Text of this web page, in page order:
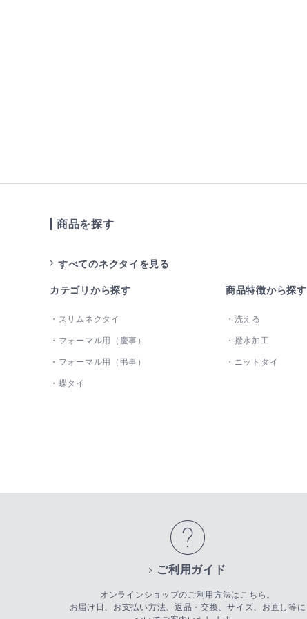
商品を探す
すべてのネクタイを見る
カテゴリから探す
スリムネクタイ
フォーマル用（慶事）
フォーマル用（弔事）
蝶タイ
商品特徴から探す
洗える
撥水加工
ニットタイ
ご利用ガイド
オンラインショップのご利用方法はこちら。
お届け日、お支払い方法、返品・交換、サイズ、お直し等に